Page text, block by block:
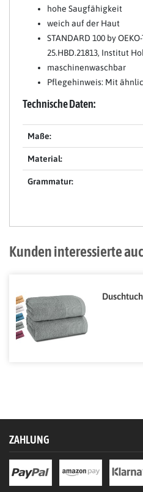
hohe Saugfähigkeit
weich auf der Haut
STANDARD 100 by
25.HBD.21813, Institut
maschinenwaschbar
Pflegehinweis: Mit
Technische Daten:
Maße:
Material:
Grammatur:
Kunden interessierte
ZAHLUNG